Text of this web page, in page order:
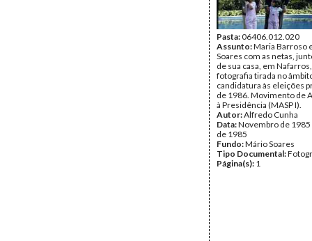
Pasta:06406.012.020
Assunto:Maria Barroso
Soares com as netas,
de sua casa, em
fotografia tirada no
candidatura às eleições
de 1986. Movimento de
à Presidência (MASP I).
Autor:Alfredo Cunha
Data:Novembro de
de 1985
Fundo:Mário Soares
Tipo Documental:
Página(s): 1